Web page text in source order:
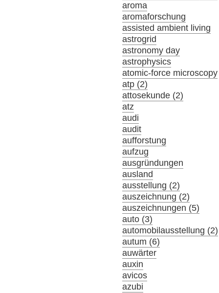
aroma
aromaforschung
assisted ambient living
astrogrid
astronomy day
astrophysics
atomic-force microscopy
atp (2)
attosekunde (2)
atz
audi
audit
aufforstung
aufzug
ausgründungen
ausland
ausstellung (2)
auszeichnung (2)
auszeichnungen (5)
auto (3)
automobilausstellung (2)
autum (6)
auwärter
auxin
avicos
azubi